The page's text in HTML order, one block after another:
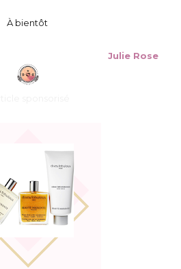
À bientôt
Julie Rose